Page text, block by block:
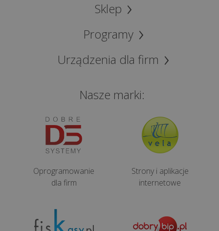
Sklep
Programy
Urządzenia dla firm
Nasze marki:
Oprogramowanie
dla firm
Strony i aplikacje
internetowe